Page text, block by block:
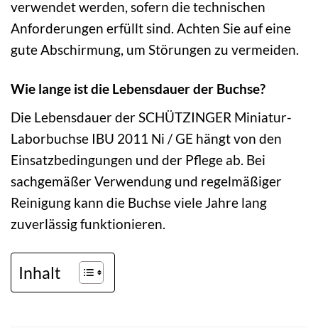
verwendet werden, sofern die technischen
Anforderungen erfüllt sind. Achten Sie auf eine
gute Abschirmung, um Störungen zu vermeiden.
Wie lange ist die Lebensdauer der Buchse?
Die Lebensdauer der SCHÜTZINGER Miniatur-
Laborbuchse IBU 2011 Ni / GE hängt von den
Einsatzbedingungen und der Pflege ab. Bei
sachgemäßer Verwendung und regelmäßiger
Reinigung kann die Buchse viele Jahre lang
zuverlässig funktionieren.
Inhalt